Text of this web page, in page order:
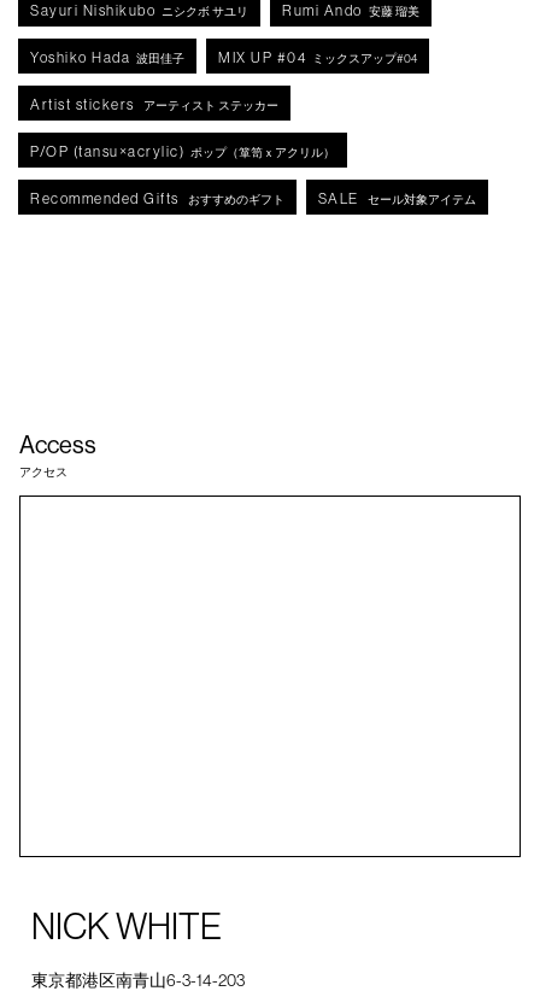
Sayuri Nishikubo ニシクボ サユリ Rumi Ando 安藤 瑠美
Yoshiko Hada 波田佳子 MIX UP #04 ミックスアップ#04
Artist stickers アーティスト ステッカー
P/OP (tansu×acrylic) ポップ（箪笥ｘアクリル）
Recommended Gifts おすすめのギフト SALE セール対象アイテム
Access
アクセス
NICK WHITE
東京都港区南青山6-3-14-203